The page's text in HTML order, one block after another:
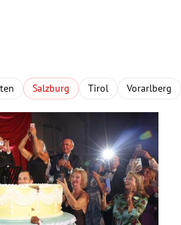
Salzburg Tirol Vorarlberg